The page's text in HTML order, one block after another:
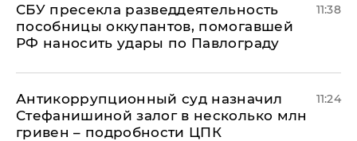
СБУ пресекла разведдеятельность
пособницы оккупантов, помогавшей
РФ наносить удары по Павлограду
11:38
Антикоррупционный суд назначил
Стефанишиной залог в несколько млн
гривен – подробности ЦПК
11:24